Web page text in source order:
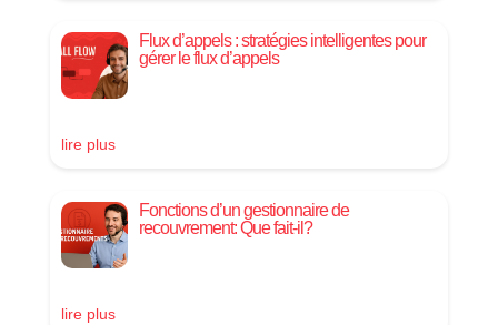
Flux d’appels : stratégies intelligentes pour
gérer le flux d’appels
lire plus
Fonctions d’un gestionnaire de
recouvrement: Que fait-il?
lire plus